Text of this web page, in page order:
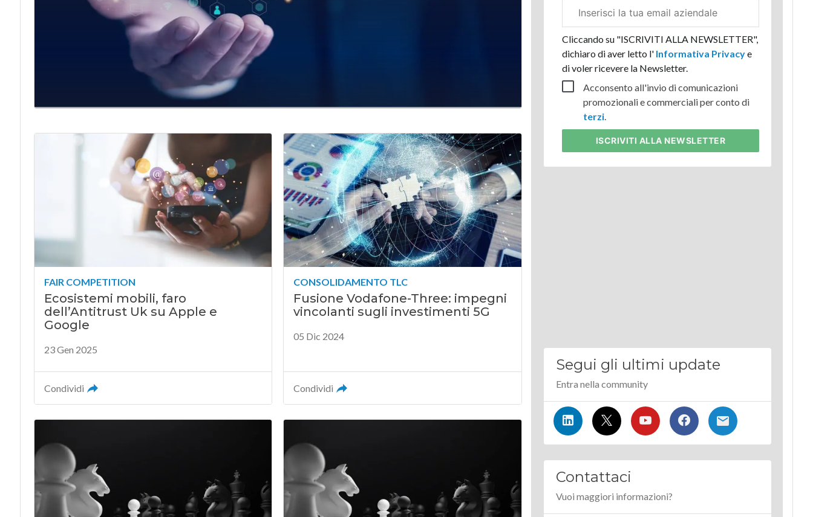
FAIR COMPETITION
Ecosistemi mobili, faro
dell’Antitrust Uk su Apple e
Google
23 Gen 2025
Condividi
CONSOLIDAMENTO TLC
Fusione Vodafone-Three: impegni
vincolanti sugli investimenti 5G
05 Dic 2024
Condividi
aziendale
Cliccando su "ISCRIVITI ALLA NEWSLETTER",
dichiaro di aver letto l'Informativa Privacye
di voler ricevere la Newsletter.
Acconsento all'invio di comunicazioni
promozionali e commerciali per conto di
terzi.
ISCRIVITI ALLA NEWSLETTER
Segui gli ultimi update
Entra nella community
Contattaci
Vuoi maggiori informazioni?